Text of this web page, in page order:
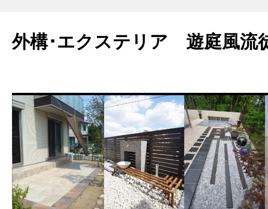
外構･エクステリア 遊庭風流